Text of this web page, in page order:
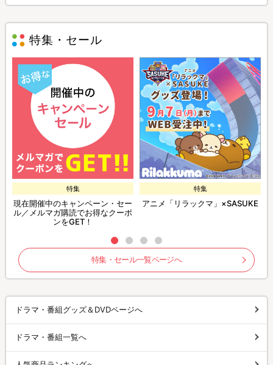
特集・セール
特集
現在開催中のキャンペーン・セー
ル／メルマガ購読でお得なクーポ
ンをGET！
特集
アニメ「リラックマ」×SASUKE
特集・セール一覧ページへ
ドラマ・番組グッズ＆DVDページへ
ドラマ・番組一覧へ